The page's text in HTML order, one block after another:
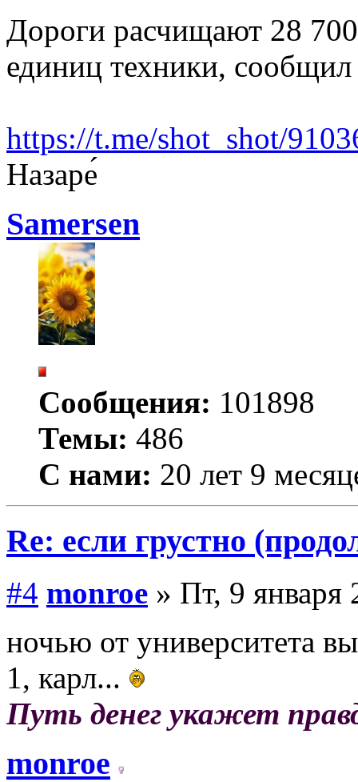
Дороги расчищают 28
единиц техники, сообщил
https://t.me/shot_shot/
Назаре́
Samersen
Сообщения: 101898
Темы: 486
С нами: 20 лет 9
Re: если грустно
#4 monroe » Пт, 9 января
ночью от университета
1, карл...
Путь денег укажет
monroe